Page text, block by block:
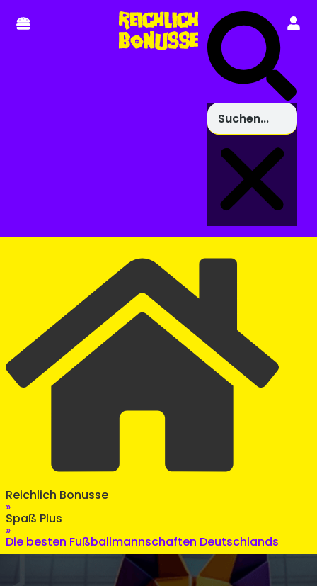
Reichlich Bonusse
»
Spaß Plus
»
Die besten Fußballmannschaften Deutschlands